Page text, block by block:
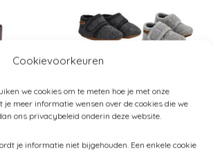
Cookievoorkeuren
we cookies om te meten hoe je met onze
je meer informatie wensen over de cookies die we
ons privacybeleid onderin deze website.
je informatie niet bijgehouden. Een enkele cookie